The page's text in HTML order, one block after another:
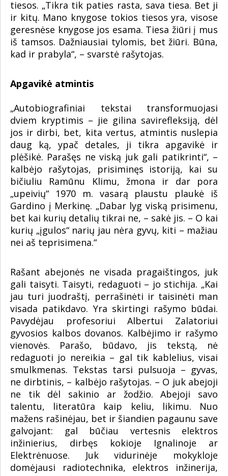
tiesos. „Tikra tik paties rasta, sava tiesa. Bet ji
ir kitų. Mano knygose tokios tiesos yra, visose
geresnėse knygose jos esama. Tiesa žiūri į mus
iš tamsos. Dažniausiai tylomis, bet žiūri. Būna,
kad ir prabyla“, – svarstė rašytojas.
Apgavikė atmintis
„Autobiografiniai tekstai transformuojasi
dviem kryptimis – jie gilina savirefleksiją, dėl
jos ir dirbi, bet, kita vertus, atmintis nuslepia
daug ką, ypač detales, ji tikra apgavikė ir
plėšikė. Parašęs ne viską juk gali patikrinti“, –
kalbėjo rašytojas, prisiminęs istoriją, kai su
bičiuliu Ramūnu Klimu, žmona ir dar pora
„upeivių“ 1970 m. vasarą plaustu plaukė iš
Gardino į Merkinę. „Dabar lyg viską prisimenu,
bet kai kurių detalių tikrai ne, – sakė jis. – O kai
kurių „įgulos“ narių jau nėra gyvų, kiti – mažiau
nei aš teprisimena.“
Rašant abejonės ne visada pragaištingos, juk
gali taisyti. Taisyti, redaguoti – jo stichija. „Kai
jau turi juodraštį, perrašinėti ir taisinėti man
visada patikdavo. Yra skirtingi rašymo būdai.
Pavydėjau profesoriui Albertui Zalatoriui
gyvosios kalbos dovanos. Kalbėjimo ir rašymo
vienovės. Parašo, būdavo, jis tekstą, nė
redaguoti jo nereikia – gal tik kablelius, visai
smulkmenas. Tekstas tarsi pulsuoja – gyvas,
ne dirbtinis, – kalbėjo rašytojas. – O juk abejoji
ne tik dėl sakinio ar žodžio. Abejoji savo
talentu, literatūra kaip keliu, likimu. Nuo
mažens rašinėjau, bet ir šiandien pagaunu save
galvojant: gal būčiau vertesnis elektros
inžinierius, dirbęs kokioje Ignalinoje ar
Elektrėnuose. Juk vidurinėje mokykloje
domėjausi radiotechnika, elektros inžinerija,